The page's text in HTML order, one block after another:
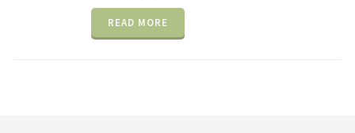
READ MORE